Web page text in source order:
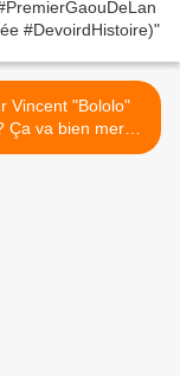
Vincent "Bololo"
Ça va bien merci !
>